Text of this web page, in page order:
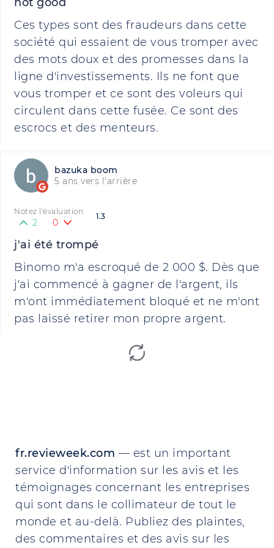
Ces types sont des fraudeurs dans cette
société qui essaient de vous tromper avec
des mots doux et des promesses dans la
ligne d'investissements. Ils ne font que
vous tromper et ce sont des voleurs qui
circulent dans cette fusée. Ce sont des
escrocs et des menteurs.
bazuka boom
5 ans vers l'arrière
1.3
Notez l'évaluation
2 0
j'ai été trompé
Binomo m'a escroqué de 2 000 $. Dès que
j'ai commencé à gagner de l'argent, ils
m'ont immédiatement bloqué et ne m'ont
pas laissé retirer mon propre argent.
fr.revieweek.com — est un important
service d'information sur les avis et les
témoignages concernant les entreprises
qui sont dans le collimateur de tout le
monde et au-delà. Publiez des plaintes,
des commentaires et des avis sur les